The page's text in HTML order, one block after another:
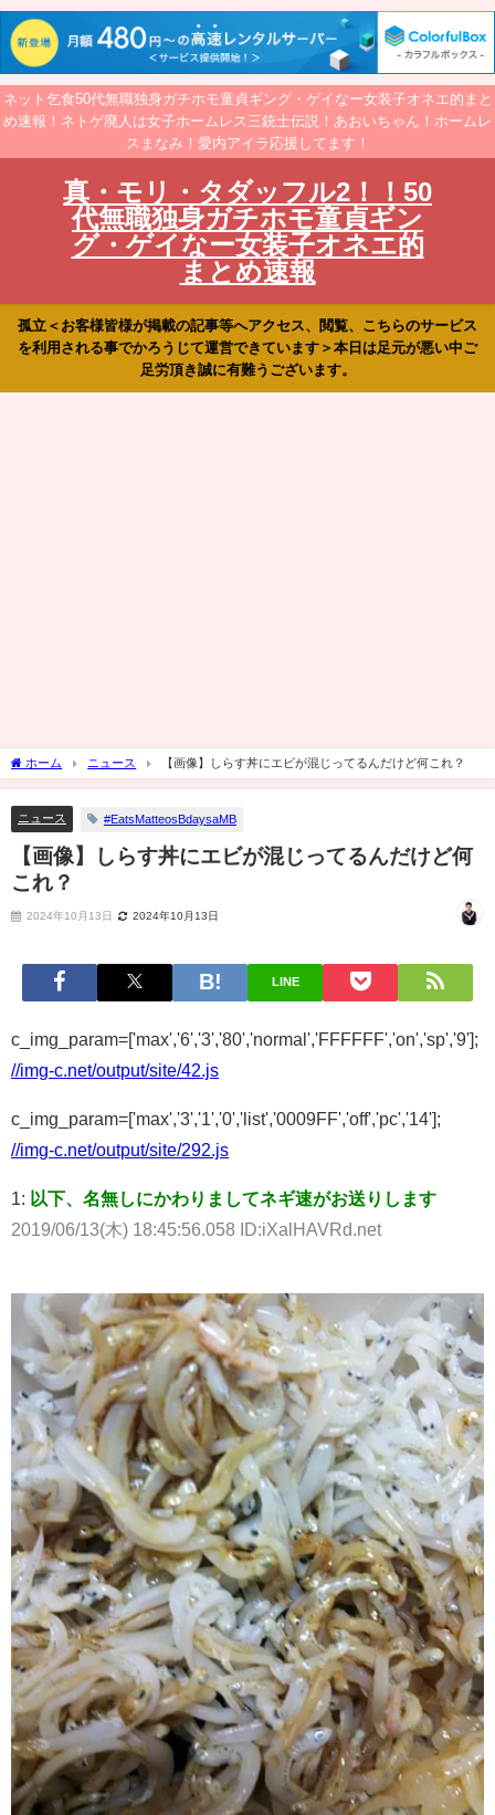
ネット乞食50代無職独身ガチホモ童貞ギング・ゲイなー女装子オネエ的まと
め速報！ネトゲ廃人は女子ホームレス三銃士伝説！あおいちゃん！ホームレ
スまなみ！愛内アイラ応援してます！
真・モリ・タダッフル2！！50
代無職独身ガチホモ童貞ギン
グ・ゲイなー女装子オネエ的
まとめ速報
孤立＜お客様皆様が掲載の記事等へアクセス、閲覧、こちらのサービス
を利用される事でかろうじて運営できています＞本日は足元が悪い中ご
足労頂き誠に有難うございます。
ホーム ニュース 【画像】しらす丼にエビが混じってるんだけど何これ？
ニュース #EatsMatteosBdaysaMB
【画像】しらす丼にエビが混じってるんだけど何
これ？
2024年10月13日 2024年10月13日
LINE
c_img_param=['max','6','3','80','normal','FFFFFF','on','sp','9'];
//img-c.net/output/site/42.js
c_img_param=['max','3','1','0','list','0009FF','off','pc','14'];
//img-c.net/output/site/292.js
1: 以下、名無しにかわりましてネギ速がお送りします
2019/06/13(木) 18:45:56.058 ID:iXalHAVRd.net